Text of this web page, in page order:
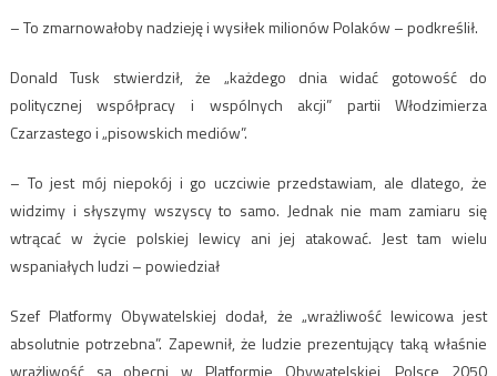
– To zmarnowałoby nadzieję i wysiłek milionów Polaków – podkreślił.
Donald Tusk stwierdził, że „każdego dnia widać gotowość do
politycznej współpracy i wspólnych akcji” partii Włodzimierza
Czarzastego i „pisowskich mediów”.
– To jest mój niepokój i go uczciwie przedstawiam, ale dlatego, że
widzimy i słyszymy wszyscy to samo. Jednak nie mam zamiaru się
wtrącać w życie polskiej lewicy ani jej atakować. Jest tam wielu
wspaniałych ludzi – powiedział
Szef Platformy Obywatelskiej dodał, że „wrażliwość lewicowa jest
absolutnie potrzebna”. Zapewnił, że ludzie prezentujący taką właśnie
wrażliwość są obecni w Platformie Obywatelskiej, Polsce 2050